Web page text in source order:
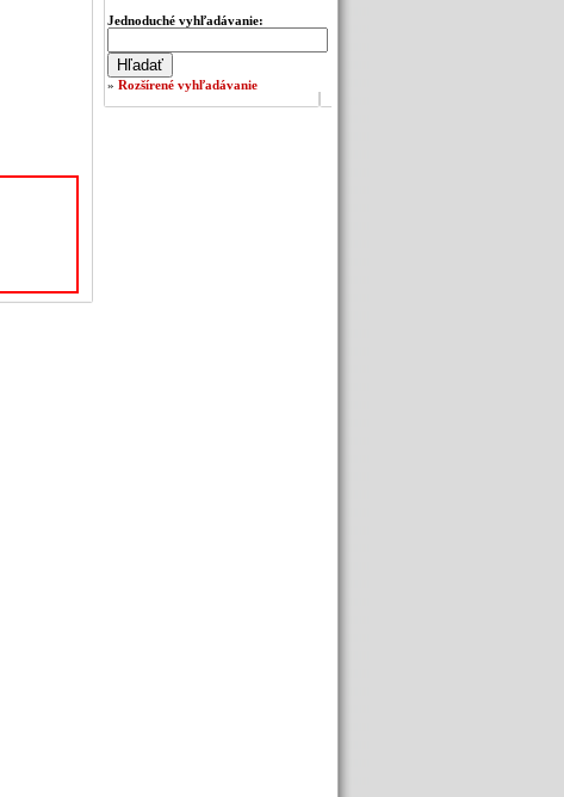
Jednoduché vyhľadávanie:
» Rozšírené vyhľadávanie